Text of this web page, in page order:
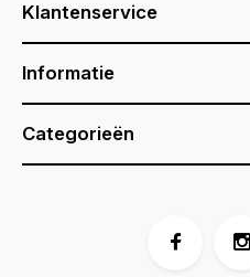
Klantenservice
Informatie
Categorieën